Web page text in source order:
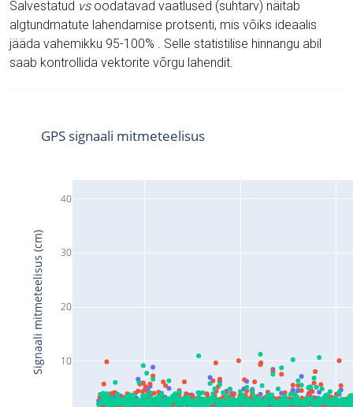
Salvestatud vsoodatavad vaatlused (suhtarv) näitab
algtundmatute lahendamise protsenti, mis võiks ideaalis
jääda vahemikku 95-100% . Selle statistilise hinnangu abil
saab kontrollida vektorite võrgu lahendit.
10
20
30
40
GPS signaali mitmeteelisus
Signaali mitmeteelisus (cm)